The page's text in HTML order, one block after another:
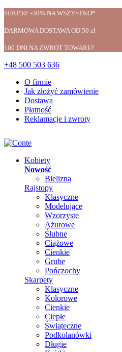
SERP30: -30% NA WSZYSTKO*
DARMOWA DOSTAWA OD 50 zł
100 DNI NA ZWROT TOWARU!
+48 500 503 636
O firmie
Jak złożyć zamówienie
Dostawa
Płatność
Reklamacje i zwroty
Kobiety
Nowość
Bielizna
Rajstopy
Klasyczne
Modelujące
Wzorzyste
Ażurowe
Ślubne
Ciążowe
Cienkie
Grube
Pończochy
Skarpety
Klasyczne
Kolorowe
Cienkie
Ciepłe
Świąteczne
Podkolanówki
Długie